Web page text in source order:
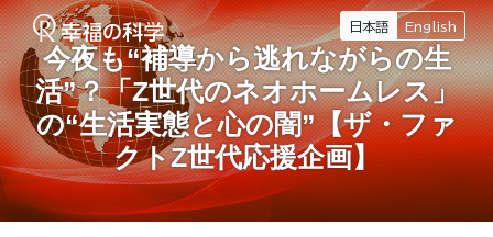
日本語 English
今夜も“補導から逃れながらの生
活”？「Z世代のネオホームレス」
の“生活実態と心の闇”【ザ・ファ
クトZ世代応援企画】